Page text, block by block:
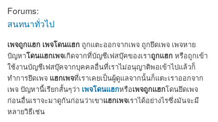
Forums:
สนทนาทั่วไป
เพจถูกแฮก เพจโดนแฮก ถูกแตะออกจากเพจ ถูกยึดเพจ เพจหาย
ปัญหาโดนแฮกเพจเกิดจากที่บัญชีเฟสบุ๊คของเราถูกแฮก หรือถูกเข้า
ใช้งานบัญชีเฟสบุ๊คจากบุคคลอื่นที่เราไม่อนุญาติพอเข้าไปแล้วก็
ทำการยึดเพจ แฮกเพจที่เราเคยเป็นผู้ดูแลจากนั้นก็แตะเราออกจาก
เพจ ปัญหานี้เรียกสั้นๆว่า เพจโดนแฮกหรือเพจถูกแฮกโดนยึดเพจ
ก่อนอื่นเราจะมาดูกันก่อนว่าเขาแฮกเพจเราได้อย่างไรซึ่งมันจะมี
หลายวิธีเช่น